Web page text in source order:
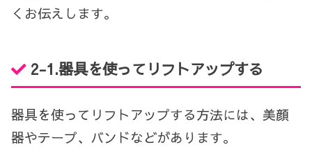
くお伝えします。
2-1.器具を使ってリフトアップする
器具を使ってリフトアップする方法には、美顔
器やテープ、バンドなどがあります。